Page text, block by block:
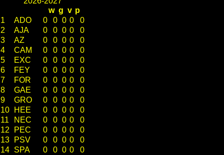
w g v p
1
ADO 0 0 0 0
0
2
AJA 0 0 0 0
0
3
AZ 0 0 0 0
0
4
CAM 0 0 0 0
0
5
EXC 0 0 0 0
0
6
FEY 0 0 0 0
0
7
FOR 0 0 0 0
0
8
GAE 0 0 0 0
0
9
GRO 0 0 0 0
0
10
HEE 0 0 0 0
0
11
NEC 0 0 0 0
0
12
PEC 0 0 0 0
0
13
PSV 0 0 0 0
0
14 SPA 0 0 0 0
0